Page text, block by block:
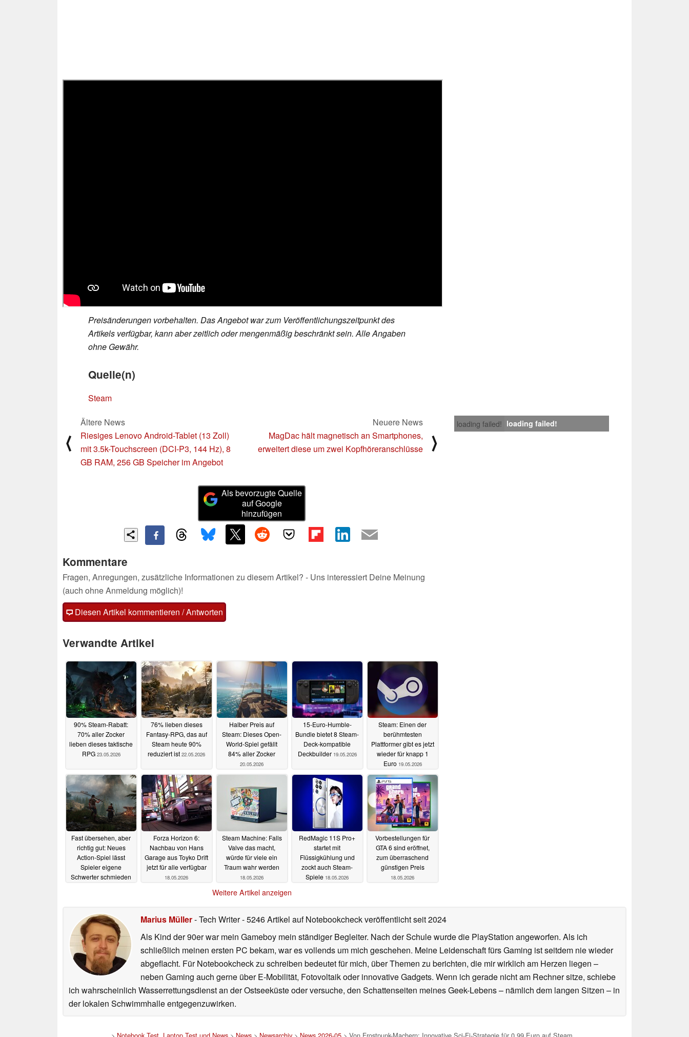
Preisänderungen vorbehalten. Das Angebot war zum Veröffentlichungszeitpunkt des
Artikels verfügbar, kann aber zeitlich oder mengenmäßig beschränkt sein. Alle Angaben
ohne Gewähr.
Quelle(n)
Steam
loading failed! loading failed!
⟨
Ältere News
Riesiges Lenovo Android-Tablet (13 Zoll)
mit 3.5k-Touchscreen (DCI-P3, 144 Hz), 8
GB RAM, 256 GB Speicher im Angebot
Neuere News
MagDac hält magnetisch an Smartphones,
erweitert diese um zwei Kopfhöreranschlüsse
⟩
Als bevorzugte Quelle
auf Google
hinzufügen
Kommentare
Fragen, Anregungen, zusätzliche Informationen zu diesem Artikel? - Uns interessiert Deine Meinung
(auch ohne Anmeldung möglich)!
Diesen Artikel kommentieren / Antworten
Verwandte Artikel
90% Steam-Rabatt:
70% aller Zocker
lieben dieses taktische
RPG 23.05.2026
76% lieben dieses
Fantasy-RPG, das auf
Steam heute 90%
reduziert ist 22.05.2026
Halber Preis auf
Steam: Dieses Open-
World-Spiel gefällt
84% aller Zocker
20.05.2026
15-Euro-Humble-
Bundle bietet 8 Steam-
Deck-kompatible
Deckbuilder 19.05.2026
Steam: Einen der
berühmtesten
Plattformer gibt es jetzt
wieder für knapp 1
Euro 19.05.2026
Fast übersehen, aber
richtig gut: Neues
Action-Spiel lässt
Spieler eigene
Schwerter schmieden
Forza Horizon 6:
Nachbau von Hans
Garage aus Toyko Drift
jetzt für alle verfügbar
18.05.2026
Steam Machine: Falls
Valve das macht,
würde für viele ein
Traum wahr werden
18.05.2026
RedMagic 11S Pro+
startet mit
Flüssigkühlung und
zockt auch Steam-
Spiele 18.05.2026
Vorbestellungen für
GTA 6 sind eröffnet,
zum überraschend
günstigen Preis
18.05.2026
Weitere Artikel anzeigen
Marius Müller- Tech Writer- 5246 Artikel auf Notebookcheck veröffentlichtseit 2024
Als Kind der 90er war mein Gameboy mein ständiger Begleiter. Nach der Schule wurde die PlayStation angeworfen. Als ich
schließlich meinen ersten PC bekam, war es vollends um mich geschehen. Meine Leidenschaft fürs Gaming ist seitdem nie wieder
abgeflacht. Für Notebookcheck zu schreiben bedeutet für mich, über Themen zu berichten, die mir wirklich am Herzen liegen –
neben Gaming auch gerne über E-Mobilität, Fotovoltaik oder innovative Gadgets. Wenn ich gerade nicht am Rechner sitze, schiebe
ich wahrscheinlich Wasserrettungsdienst an der Ostseeküste oder versuche, den Schattenseiten meines Geek-Lebens – nämlich dem langen Sitzen – in
der lokalen Schwimmhalle entgegenzuwirken.